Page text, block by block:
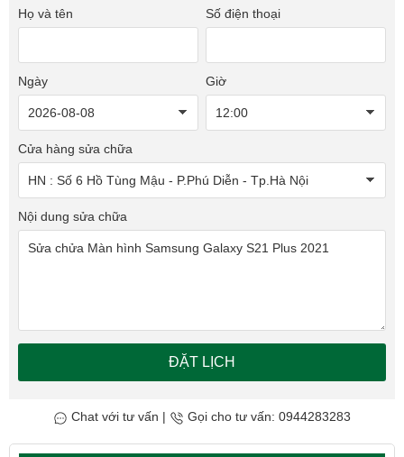
Họ và tên Số điện thoại
Ngày Giờ
Cửa hàng sửa chữa
Nội dung sửa chữa
ĐẶT LỊCH
Chat với tư vấn | Gọi cho tư vấn: 0944283283